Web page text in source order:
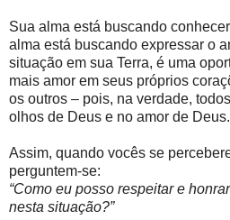
Sua alma está buscando
alma está buscando expressar o
situação em sua Terra, é uma
mais amor em seus próprios
os outros – pois, na verdade,
olhos de Deus e no amor de Deus.
Assim, quando vocês se
perguntem-se:
“Como eu posso respeitar e
nesta situação?”